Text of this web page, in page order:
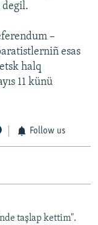
degil.
–
esas
halq
11 künü
Follow us
taşlap kettim".